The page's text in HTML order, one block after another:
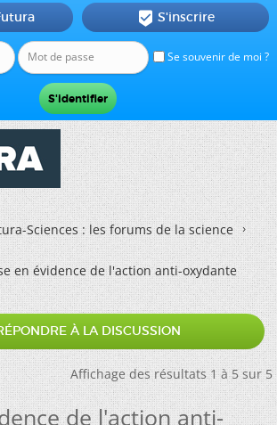
Se souvenir de moi ?
 S'inscrire
Sciences : les forums de la science
en évidence de l'action anti-oxydante
À LA DISCUSSION
Affichage des résultats 1 à 5 sur 5
de l'action anti-